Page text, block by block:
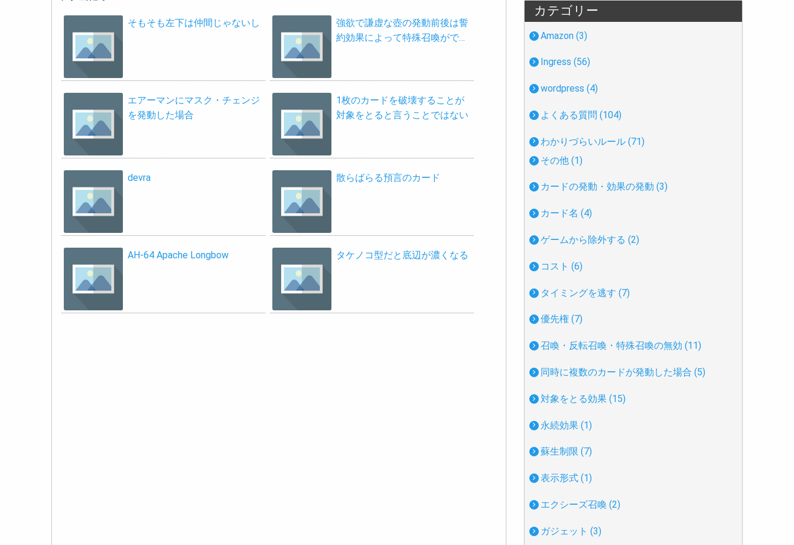
そもそも左下は仲間じゃないし
強欲で謙虚な壺の発動前後は誓
約効果によって特殊召喚がで…
エアーマンにマスク・チェンジ
を発動した場合
1枚のカードを破壊することが
対象をとると言うことではない
devra 散らばらる預言のカード
AH-64 Apache Longbow タケノコ型だと底辺が濃くなる
カテゴリー
Amazon (3)
Ingress (56)
wordpress (4)
よくある質問 (104)
わかりづらいルール (71)
その他 (1)
カードの発動・効果の発動 (3)
カード名 (4)
ゲームから除外する (2)
コスト (6)
タイミングを逃す (7)
優先権 (7)
召喚・反転召喚・特殊召喚の無効 (11)
同時に複数のカードが発動した場合 (5)
対象をとる効果 (15)
永続効果 (1)
蘇生制限 (7)
表示形式 (1)
エクシーズ召喚 (2)
ガジェット (3)